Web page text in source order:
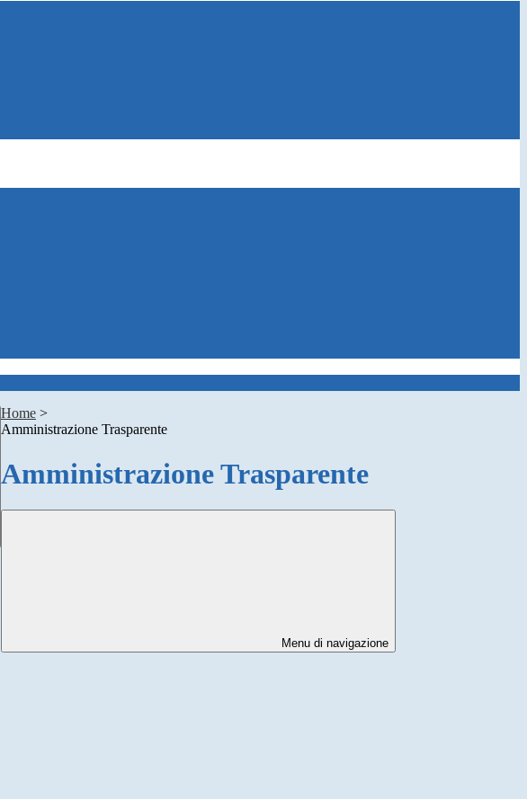
Home >
Amministrazione Trasparente
Amministrazione Trasparente
Menu di navigazione